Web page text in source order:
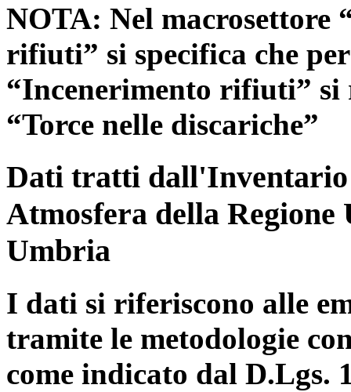
NOTA: Nel macrosettore
rifiuti” si specifica che
“Incenerimento rifiuti”
“Torce nelle discariche”
Dati tratti dall'Inventario
Atmosfera della
Umbria
I dati si riferiscono alle
tramite le metodologie
come indicato dal D.Lgs.